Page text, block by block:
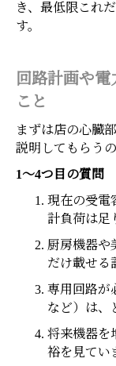
き、最低限これ
す。
回路計画や
こと
まずは店の心臓
説明してもらう
1〜4つ目の質問
現在の受電
計負荷は足
厨房機器や
だけ載せる
専用回路が
など）は、
将来機器を
裕を見てい